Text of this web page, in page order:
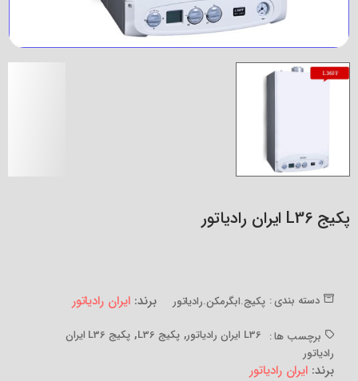
پکیج L36 ایران رادیاتور
دسته بندی : پکیج.ابگرمکن.رادیاتور برند:ایران رادیاتور
برچسب ها : L36 ایران رادیاتور ,پکیج L36 ,
پکیج L36 ایران
رادیاتور
برند: ایران رادیاتور